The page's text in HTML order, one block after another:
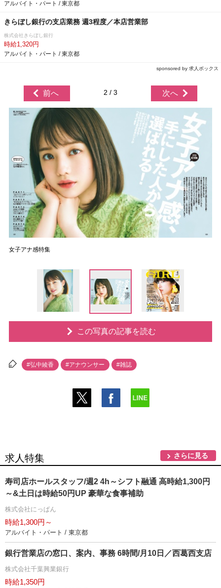
アルバイト・パート / 東京都
きらぼし銀行の支店業務 週3程度／本店営業部
株式会社きらぼし銀行
時給1,320円
アルバイト・パート / 東京都
sponsored by 求人ボックス
前へ 2 / 3 次へ
女子アナ感特集
この写真の記事を読む
#弘中綾香 #アナウンサー #雑誌
求人特集 さらに見る
寿司店ホールスタッフ/週2 4h～シフト融通 高時給1,300円
～&土日は時給50円UP 豪華な食事補助
株式会社にっぱん
時給1,300円～
アルバイト・パート / 東京都
銀行営業店の窓口、案内、事務 6時間/月10日／西葛西支店
株式会社千葉興業銀行
時給1,350円